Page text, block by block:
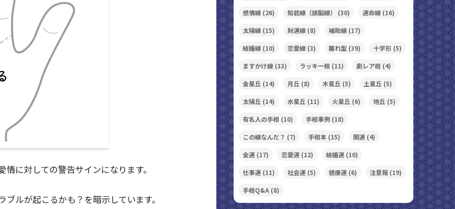
に対しての警告サインになります。
ルが起こるかも？を暗示しています。
感情線 (26) 知能線（頭脳線） (30) 運命線 (16)
太陽線 (15) 財運線 (8) 補助線 (17)
結婚線 (10) 恋愛線 (3) 離れ型 (39) 十字形 (5)
ますかけ線 (33) ラッキー相 (11) 劇レア相 (4)
金星丘 (14) 月丘 (8) 木星丘 (5) 土星丘 (5)
太陽丘 (14) 水星丘 (11) 火星丘 (6) 地丘 (5)
有名人の手相 (10) 手相事例 (18)
この線なんだ？ (7) 手相本 (15) 開運 (4)
金運 (17) 恋愛運 (12) 結婚運 (10)
仕事運 (11) 社会運 (5) 健康運 (6) 注意報 (19)
手相Q&A (8)